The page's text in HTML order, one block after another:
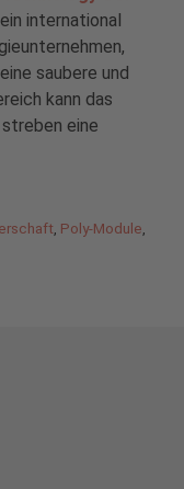
international
saubere und
kann das
eine
Poly-Module